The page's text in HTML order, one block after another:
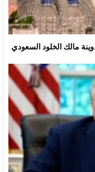
مالك الخلود السعودي